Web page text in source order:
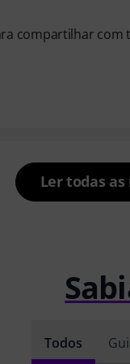
compartilhar
Ler todas
Todos